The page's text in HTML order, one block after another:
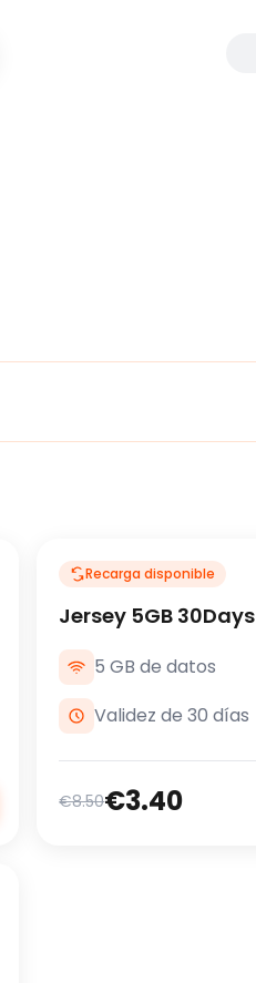
Recarga disponible
Jersey 5GB 30Days
5 GB de datos
Validez de 30 días
€8.50€3.40